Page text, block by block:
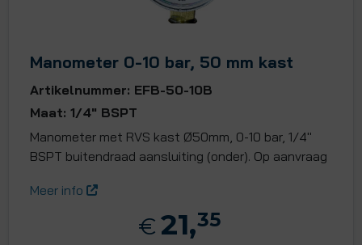
Manometer 0-10 bar, 50 mm kast
Artikelnummer: EFB-50-10B
Maat: 1/4" BSPT
Manometer met RVS kast Ø50mm, 0-10 bar, 1/4"
BSPT buitendraad aansluiting (onder). Op aanvraag
Meer info
€ 21,35